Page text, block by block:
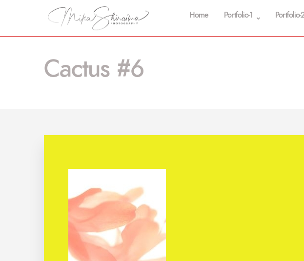
Home Portfolio-1 Portfolio-2
Cactus #6